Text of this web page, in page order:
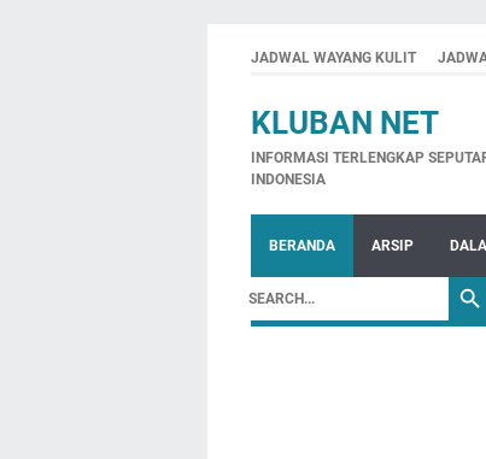
JADWAL WAYANG KULIT
KLUBAN NET
INFORMASI TERLENGKAP
INDONESIA
BERANDA ARSIP